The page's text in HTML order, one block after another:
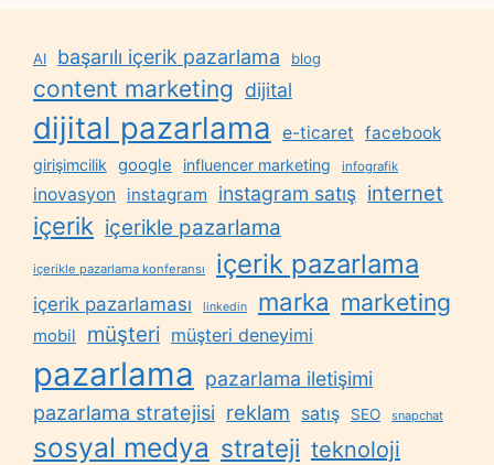
AI başarılı içerik pazarlama blog
content marketing dijital
dijital pazarlama e-ticaret facebook
girişimcilik google influencer marketing infografik
inovasyon instagram instagram satış internet
içerik içerikle pazarlama
içerikle pazarlama konferansı içerik pazarlama
içerik pazarlaması linkedin marka marketing
mobil müşteri müşteri deneyimi
pazarlama
pazarlama iletişimi
pazarlama stratejisi reklam satış SEO snapchat
sosyal medya strateji teknoloji